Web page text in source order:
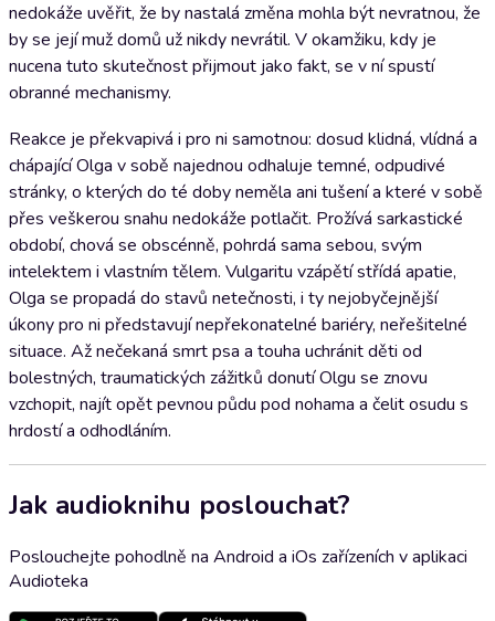
nedokáže uvěřit, že by nastalá změna mohla být nevratnou, že
by se její muž domů už nikdy nevrátil. V okamžiku, kdy je
nucena tuto skutečnost přijmout jako fakt, se v ní spustí
obranné mechanismy.
Reakce je překvapivá i pro ni samotnou: dosud klidná, vlídná a
chápající Olga v sobě najednou odhaluje temné, odpudivé
stránky, o kterých do té doby neměla ani tušení a které v sobě
přes veškerou snahu nedokáže potlačit. Prožívá sarkastické
období, chová se obscénně, pohrdá sama sebou, svým
intelektem i vlastním tělem. Vulgaritu vzápětí střídá apatie,
Olga se propadá do stavů netečnosti, i ty nejobyčejnější
úkony pro ni představují nepřekonatelné bariéry, neřešitelné
situace. Až nečekaná smrt psa a touha uchránit děti od
bolestných, traumatických zážitků donutí Olgu se znovu
vzchopit, najít opět pevnou půdu pod nohama a čelit osudu s
hrdostí a odhodláním.
Jak audioknihu poslouchat?
Poslouchejte pohodlně na Android a iOs zařízeních v aplikaci
Audioteka